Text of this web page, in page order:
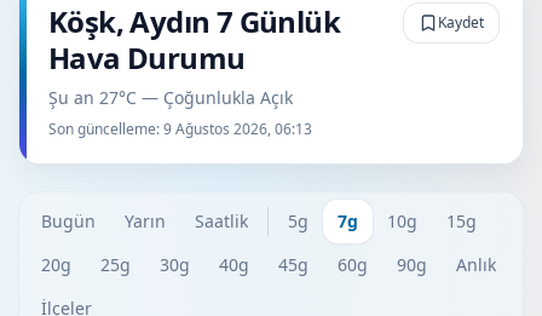
Köşk, Aydın 7 Günlük
Hava Durumu
Şu an 27°C — Çoğunlukla Açık
Son güncelleme:9 Ağustos 2026, 06:13
Kaydet
Bugün Yarın Saatlik 5g 7g 10g
15g
20g
25g 30g 40g 45g 60g 90g
Anlık
İlçeler